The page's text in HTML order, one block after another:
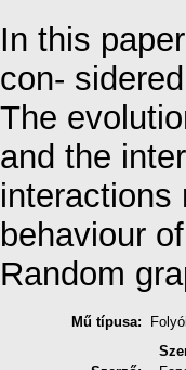
In this
con-
The
and the
interactions
behaviour
Random
Mű típusa: